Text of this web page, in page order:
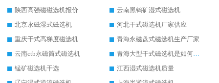
陕西高强磁磁选机报价
云南黑钨矿湿式磁选机
北京永磁湿式磁选机
河北干式磁选机厂家供应
重庆干式高梯度磁选机
青海永磁盘式磁选机生产厂家
云南ctb永磁筒式磁选机
青海大型干式磁选机是如何选矿的
锰矿磁选机干选
江西湿式磁选机质量